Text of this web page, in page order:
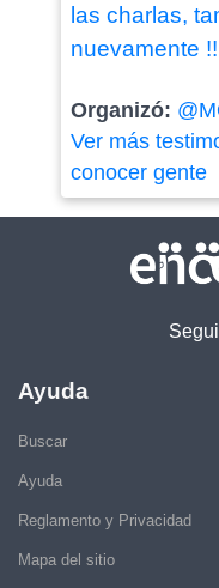
las charlas,
nuevamente
Organizó:
Ver más
conocer gente
Ayuda
Buscar
Ayuda
Reglamento y Privacidad
Mapa del sitio